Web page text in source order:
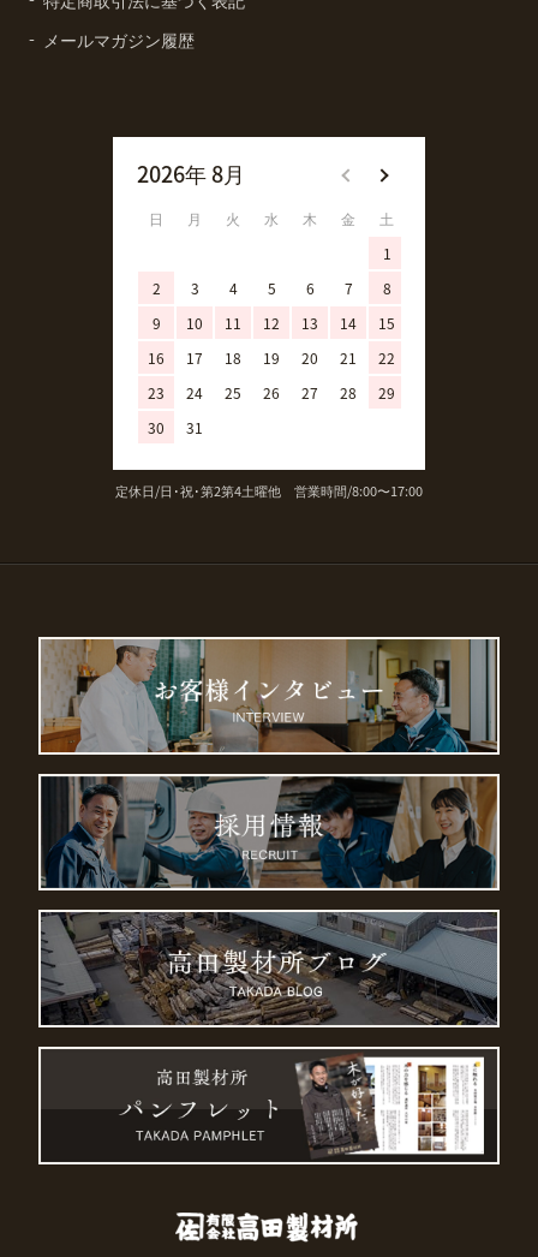
メールマガジン履歴
2026年 8月
日 月 火 水 木 金
土
1
2
3 4 5 6 7
8
9
10 11 12 13 14
15
16
17 18 19 20 21
22
23
24 25 26 27 28
29
30
31
定休日/日･祝･第2第4土曜他 営業時間/8:00〜17:00